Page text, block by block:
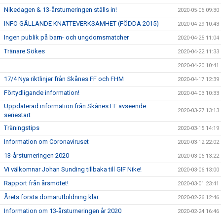
Nikedagen & 13-årsturneringen ställs in! 2020-05-06 09:30
INFO GÄLLANDE KNATTEVERKSAMHET (FÖDDA 2015) 2020-04-29 10:43
Ingen publik på barn- och ungdomsmatcher 2020-04-25 11:04
Tränare Sökes 2020-04-22 11:33
2020-04-20 10:41
17/4 Nya riktlinjer från Skånes FF och FHM 2020-04-17 12:39
Förtydligande information! 2020-04-03 10:33
Uppdaterad information från Skånes FF avseende
seriestart
2020-03-27 13:13
Träningstips 2020-03-15 14:19
Information om Coronaviruset 2020-03-12 22:02
13-årsturneringen 2020 2020-03-06 13:22
Vi välkomnar Johan Sunding tillbaka till GIF Nike! 2020-03-06 13:00
Rapport från årsmötet! 2020-03-01 23:41
Årets första domarutbildning klar. 2020-02-26 12:46
Information om 13-årsturneringen år 2020 2020-02-24 16:46